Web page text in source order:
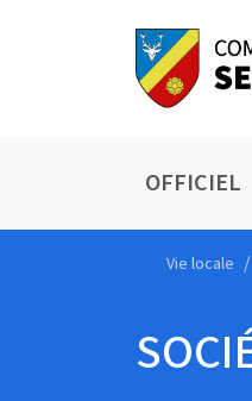
OFFICIEL
Vie locale